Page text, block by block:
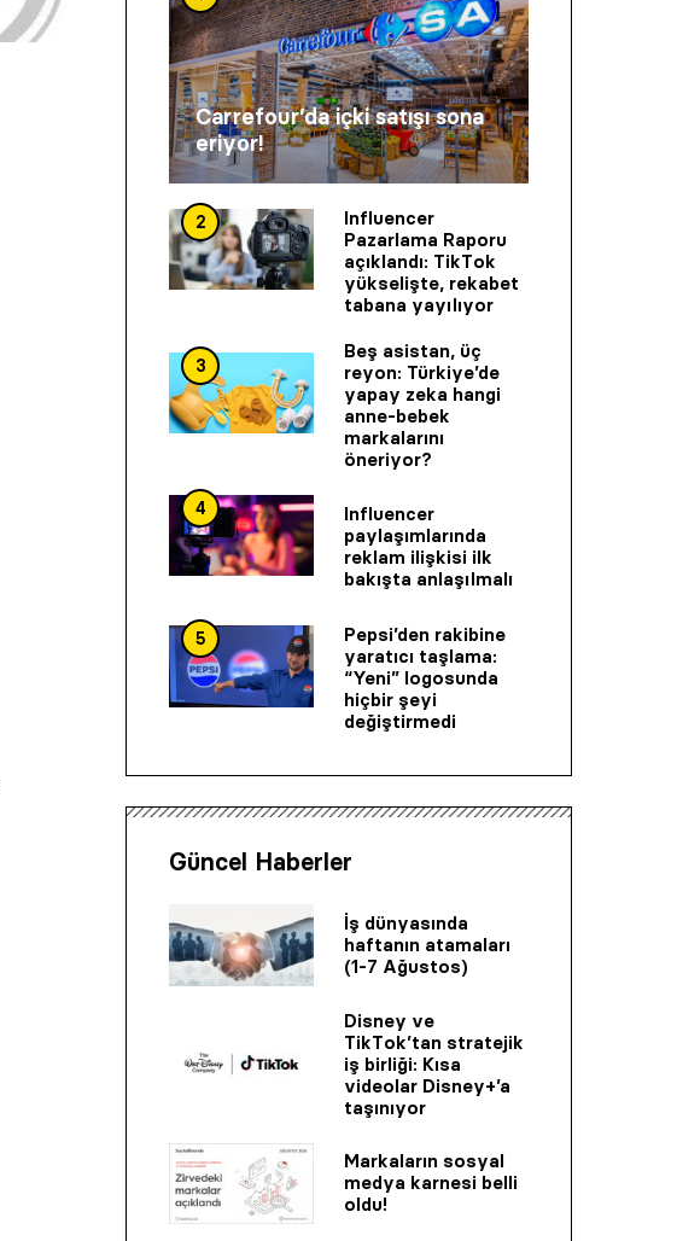
Carrefour’da içki satışı sona
eriyor!
2
Influencer
Pazarlama Raporu
açıklandı: TikTok
yükselişte, rekabet
tabana yayılıyor
3
Beş asistan, üç
reyon: Türkiye’de
yapay zeka hangi
anne-bebek
markalarını
öneriyor?
4
Influencer
paylaşımlarında
reklam ilişkisi ilk
bakışta anlaşılmalı
5
Pepsi’den rakibine
yaratıcı taşlama:
“Yeni” logosunda
hiçbir şeyi
değiştirmedi
Güncel Haberler
İş dünyasında
haftanın atamaları
(1-7 Ağustos)
Disney ve
TikTok’tan stratejik
iş birliği: Kısa
videolar Disney+’a
taşınıyor
Markaların sosyal
medya karnesi belli
oldu!